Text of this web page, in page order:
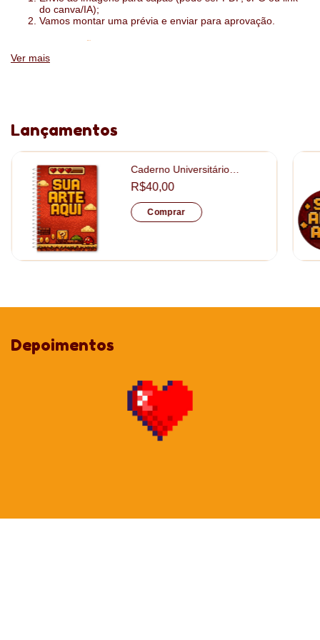
do canva/IA);
Vamos montar uma prévia e enviar para aprovação.
impressão das folhas interiores com a sua logo
Capa: papel fotográfico 130gr + papelão 15mm
Acabamento: laminação fosca
Descontos Progressivos
que você atinge as quantidades abaixo:
A partir de 51 unidades:
A partir de 301 unidades:18% OFF em cada item.
Acima de 501 unidades:29% OFF em cada item.
Ver mais
Lançamentos
Caderno Universitário
Personalizado tamanho
20x28cm
R$40,00
Comprar
Depoimentos